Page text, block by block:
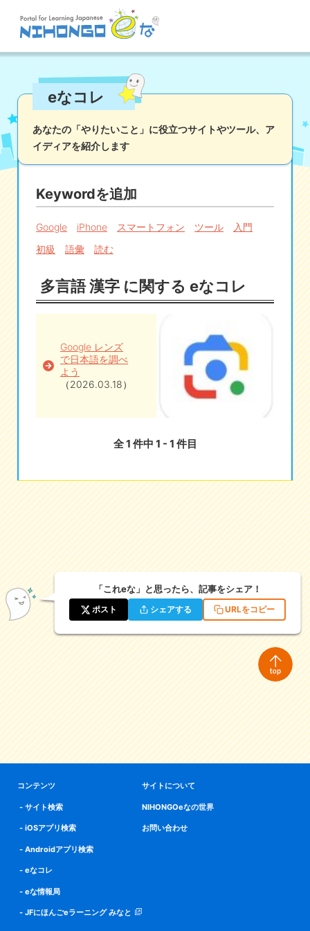
読む 書く 聞く
かな
iOSアプリ検索
Androidアプリ検索
eなコレ
eなコレ
あなたの「やりたいこと」に役立つサイトやツール、 ア
イディアを紹介します
Keywordを追加
Google iPhone スマートフォン ツール
入門
初級
語彙 読む
多言語 漢字 に関する eなコレ
Google レンズ
で日本語を調べ
よう
（2026.03.18）
全 1 件中 1 - 1 件目
「これeな」と思ったら、記事をシェア！
ポスト シェアする URLをコピー
コンテンツ
サイト検索
iOSアプリ検索
Androidアプリ検索
eなコレ
eな情報局
JFにほんごeラーニング みなと
サイトについて
NIHONGOeなの世界
お問い合わせ